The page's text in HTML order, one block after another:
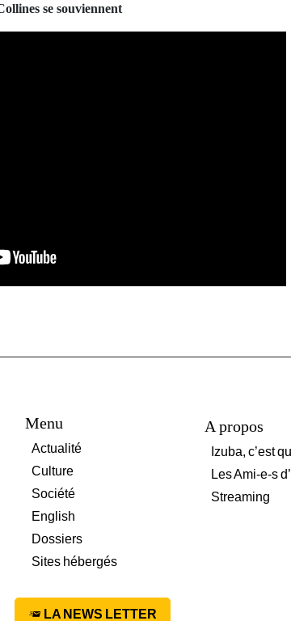
se souviennent
Menu
Actualité
Culture
Société
English
Dossiers
Sites hébergés
A propos
Izuba, c’est
Les Ami-e-s
Streaming
LA NEWS LETTER